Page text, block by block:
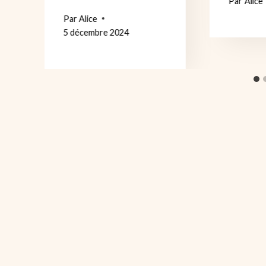
ParAlice
5 décembre 2024